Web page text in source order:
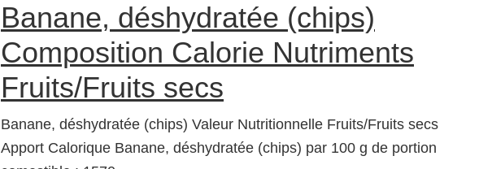
Banane, déshydratée (chips)
Composition Calorie Nutriments
Fruits/Fruits secs
Banane, déshydratée (chips) Valeur Nutritionnelle Fruits/Fruits secs
Apport Calorique Banane, déshydratée (chips) par 100 g de portion